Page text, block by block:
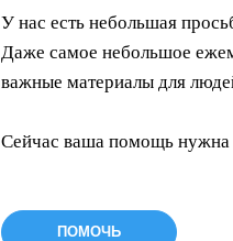
У нас есть небольшая
Даже самое небольшое
важные материалы для
Сейчас ваша помощь нужна
ПОМОЧЬ